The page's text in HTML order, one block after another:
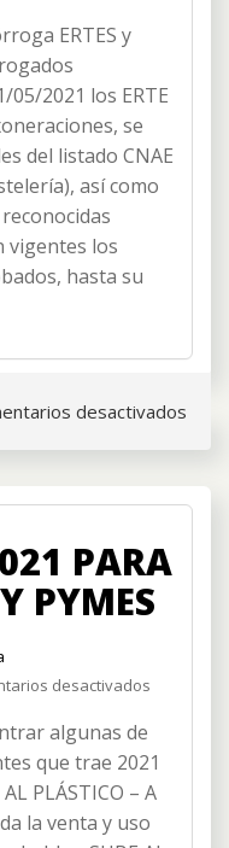
ERTES y
2021 los ERTE
se
del listado CNAE
así como
vigentes los
hasta su
desactivados
PARA
PYMES
desactivados
para
y
algunas de
que trae 2021
PLÁSTICO – A
la venta y uso